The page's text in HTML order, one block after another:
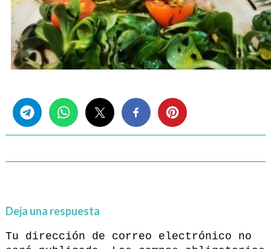
Deja una respuesta
Tu dirección de correo electrónico no